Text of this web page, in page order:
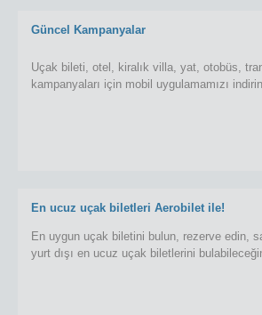
Güncel Kampanyalar
Uçak bileti, otel, kiralık villa, yat, otobüs,
kampanyaları için mobil uygulamamızı
En ucuz uçak biletleri Aerobilet ile!
En uygun uçak biletini bulun, rezerve edin,
yurt dışı en ucuz uçak biletlerini